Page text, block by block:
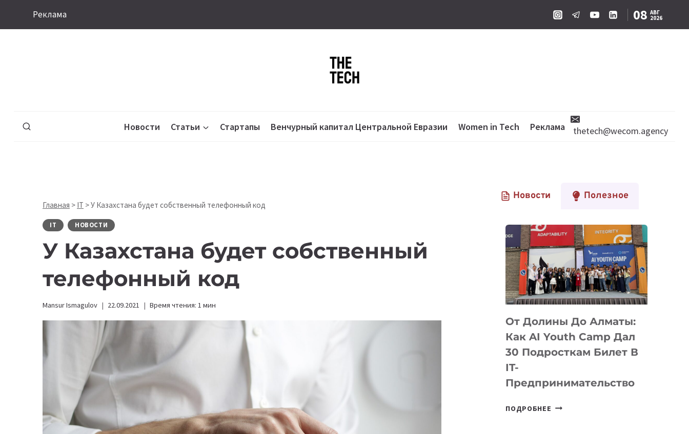
Реклама 08 АВГ
2026
Новости Статьи Стартапы Венчурный капитал Центральной Евразии Women in Tech Реклама thetech@wecom.agency
Главная > IT >У Казахстана будет собственный телефонный код
IT НОВОСТИ
У Казахстана будет собственный
телефонный код
Mansur Ismagulov 22.09.2021 Время чтения: 1 мин
Новости Полезное
От Долины До Алматы:
Как AI Youth Camp Дал
30 Подросткам Билет В
IT-
Предпринимательство
ПОДРОБНЕЕ ОТ